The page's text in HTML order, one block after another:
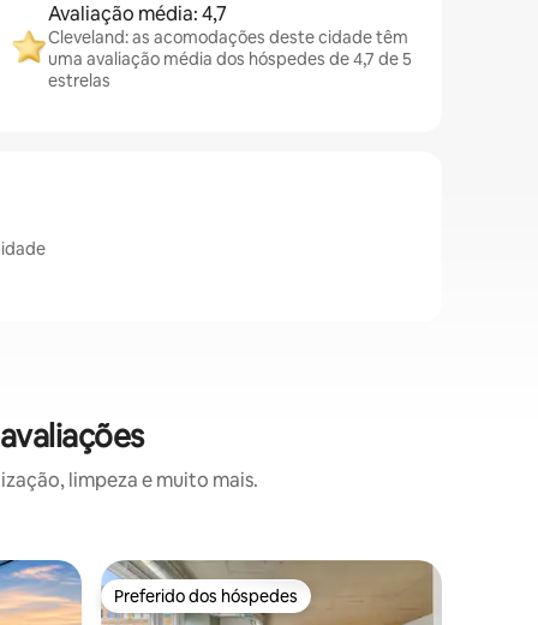
Avaliação média: 4,7
Cleveland: as acomodações deste cidade têm
uma avaliação média dos hóspedes de 4,7 de 5
estrelas
limpeza e muito mais.
Preferido dos hóspedes
Preferido dos hóspedes